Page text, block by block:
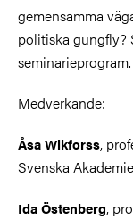
gemensamma
politiska gungfly?
seminarieprogram.
Medverkande:
Åsa Wikforss,
Svenska
Ida Östenberg,